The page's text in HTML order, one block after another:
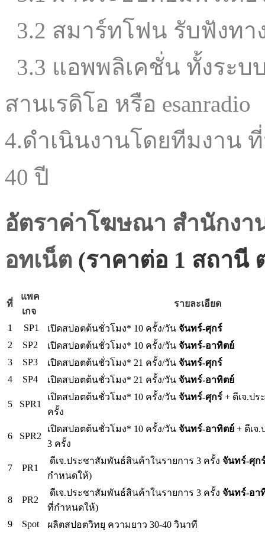
3.2 สมาร์ทโฟน รับฟังทาง
3.3 แอพพลิเคชั่น ทั้งระบ
สานเรดิโอ หรือ esanradio
4.ดำเนินงานโดยทีมงาน
40 ปี
อัตราค่าโฆษณา สำนักงา
อทเน็ต (ราคาต่อ 1 สถานี
ที่
แพค
เกจ
รายละเอียด
1 SP1 เปิดสปอตต้นชั่วโมง* 10 ครั้ง/วัน จันทร์-ศุกร์
2
SP2 เปิดสปอตต้นชั่วโมง* 10 ครั้ง/วัน จันทร์-อาทิตย์
3
SP3 เปิดสปอตต้นชั่วโมง* 21 ครั้ง/วัน จันทร์-ศุกร์
4
SP4 เปิดสปอตต้นชั่วโมง* 21 ครั้ง/วัน จันทร์-อาทิตย์
5 SPR1
เปิดสปอตต้นชั่วโมง* 10 ครั้ง/วัน จันทร์-ศุกร์ + ดีเจ.ป
ครั้ง
6 SPR2
เปิดสปอตต้นชั่วโมง* 10 ครั้ง/วัน จันทร์-อาทิตย์ + ดีเจ
3 ครั้ง
7 PR1
ดีเจ.ประชาสัมพันธ์สินค้าในรายการ 3 ครั้ง จันทร์-ศุก
กำหนดให้)
8 PR2
ดีเจ.ประชาสัมพันธ์สินค้าในรายการ 3 ครั้ง จันทร์-อา
ที่กำหนดให้)
9
Spot ผลิตสปอตวิทยุ ความยาว 30-40 วินาที